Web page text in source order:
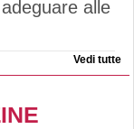
alle
Vedi tutte